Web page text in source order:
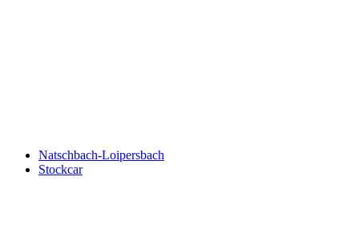
Natschbach-Loipersbach
Stockcar